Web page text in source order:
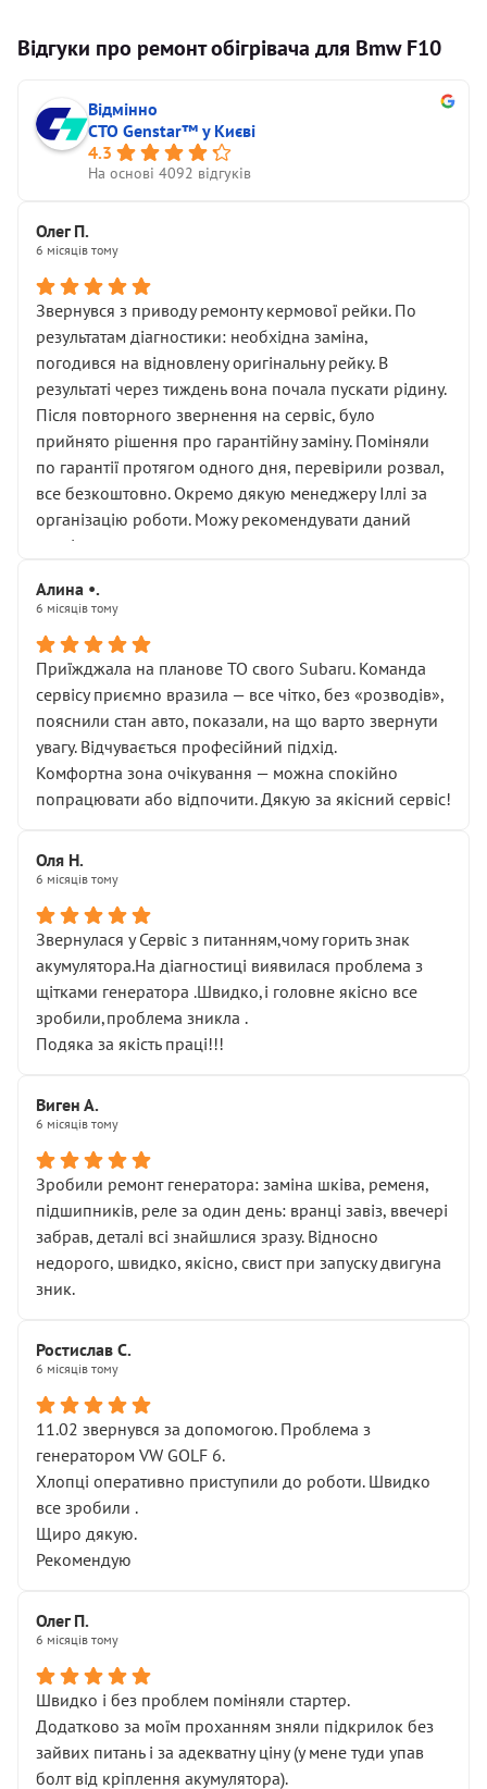
Відгуки про ремонт обігрівача для Bmw F10
Відмінно
СТО Genstar™ у Києві
4.3
На основі 4092 відгуків
Олег П.
6 місяців тому
Звернувся з приводу ремонту кермової рейки. По
результатам діагностики: необхідна заміна,
погодився на відновлену оригінальну рейку. В
результаті через тиждень вона почала пускати рідину.
Після повторного звернення на сервіс, було
прийнято рішення про гарантійну заміну. Поміняли
по гарантії протягом одного дня, перевірили розвал,
все безкоштовно. Окремо дякую менеджеру Іллі за
організацію роботи. Можу рекомендувати даний
сервіс.
Алина •.
6 місяців тому
Приїжджала на планове ТО свого Subaru. Команда
сервісу приємно вразила — все чітко, без «розводів»,
пояснили стан авто, показали, на що варто звернути
увагу. Відчувається професійний підхід.
Комфортна зона очікування — можна спокійно
попрацювати або відпочити. Дякую за якісний сервіс!
Оля Н.
6 місяців тому
Звернулася у Сервіс з питанням,чому горить знак
акумулятора.На діагностиці виявилася проблема з
щітками генератора .Швидко,і головне якісно все
зробили,проблема зникла .
Подяка за якість праці!!!
Виген А.
6 місяців тому
Зробили ремонт генератора: заміна шківа, ременя,
підшипників, реле за один день: вранці завіз, ввечері
забрав, деталі всі знайшлися зразу. Відносно
недорого, швидко, якісно, свист при запуску двигуна
зник.
Ростислав С.
6 місяців тому
11.02 звернувся за допомогою. Проблема з
генератором VW GOLF 6.
Хлопці оперативно приступили до роботи. Швидко
все зробили .
Щиро дякую.
Рекомендую
Олег П.
6 місяців тому
Швидко і без проблем поміняли стартер.
Додатково за моїм проханням зняли підкрилок без
зайвих питань і за адекватну ціну (у мене туди упав
болт від кріплення акумулятора).